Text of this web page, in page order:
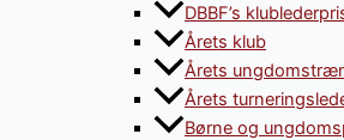
DBBF’s
Årets klub
Årets
Årets
Børne og